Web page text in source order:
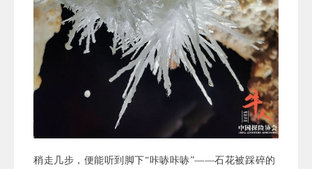
稍走几步，便能听到脚下“咔哧咔哧”——石花被踩碎的